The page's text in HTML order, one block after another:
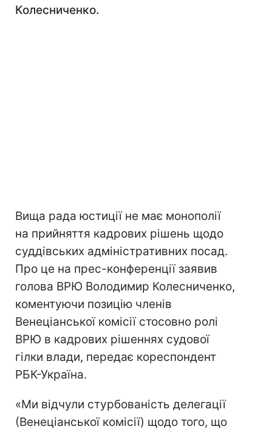
Колесниченко.
Вища рада юстиції не має монополії
на прийняття кадрових рішень щодо
суддівських адміністративних посад.
Про це на прес-конференції заявив
голова ВРЮ Володимир Колесниченко,
коментуючи позицію членів
Венеціанської комісії стосовно ролі
ВРЮ в кадрових рішеннях судової
гілки влади, передає кореспондент
РБК-Україна.
«Ми відчули стурбованість делегації
(Венеціанської комісії) щодо того, що